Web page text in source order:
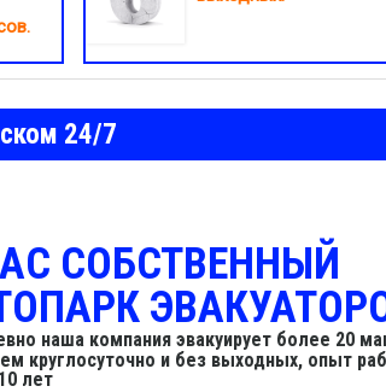
24/7
СОБСТВЕННЫЙ
наша компания эвакуирует более 20
круглосуточно и без выходных, опыт
лет